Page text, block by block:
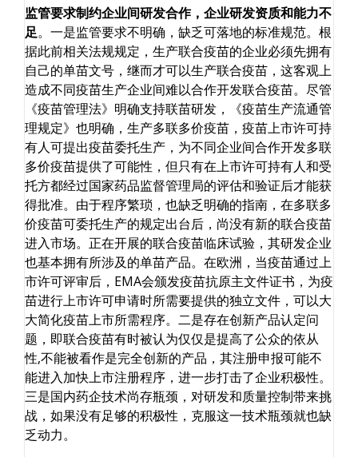
监管要求制约企业间研发合作，企业研发资质和能力不
足。一是监管要求不明确，缺乏可落地的标准规范。根
据此前相关法规规定，生产联合疫苗的企业必须先拥有
自己的单苗文号，继而才可以生产联合疫苗，这客观上
造成不同疫苗生产企业间难以合作开发联合疫苗。尽管
《疫苗管理法》明确支持联苗研发，《疫苗生产流通管
理规定》也明确，生产多联多价疫苗，疫苗上市许可持
有人可提出疫苗委托生产，为不同企业间合作开发多联
多价疫苗提供了可能性，但只有在上市许可持有人和受
托方都经过国家药品监督管理局的评估和验证后才能获
得批准。由于程序繁琐，也缺乏明确的指南，在多联多
价疫苗可委托生产的规定出台后，尚没有新的联合疫苗
进入市场。正在开展的联合疫苗临床试验，其研发企业
也基本拥有所涉及的单苗产品。在欧洲，当疫苗通过上
市许可评审后，EMA会颁发疫苗抗原主文件证书，为疫
苗进行上市许可申请时所需要提供的独立文件，可以大
大简化疫苗上市所需程序。二是存在创新产品认定问
题，即联合疫苗有时被认为仅仅是提高了公众的依从
性,不能被看作是完全创新的产品，其注册申报可能不
能进入加快上市注册程序，进一步打击了企业积极性。
三是国内药企技术尚存瓶颈，对研发和质量控制带来挑
战，如果没有足够的积极性，克服这一技术瓶颈就也缺
乏动力。